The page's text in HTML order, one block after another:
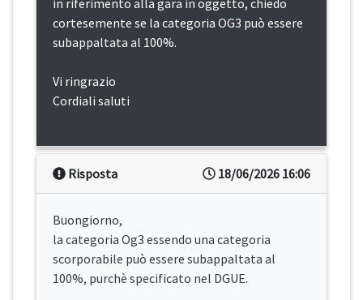
in riferimento alla gara in oggetto, chiedo
cortesemente se la categoria OG3 può essere
subappaltata al 100%.
Vi ringrazio
Cordiali saluti
18/06/2026 16:06
Risposta
Buongiorno,
la categoria Og3 essendo una categoria
scorporabile può essere subappaltata al
100%, purchè specificato nel DGUE.